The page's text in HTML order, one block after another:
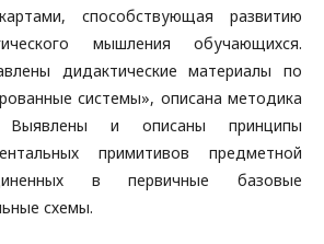
способствующая развитию
мышления обучающихся.
дидактические материалы по
системы», описана методика
Выявлены и описаны принципы
примитивов предметной
в первичные базовые
схемы.